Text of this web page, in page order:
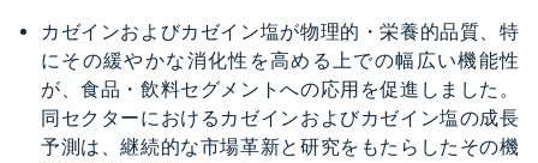
カゼインおよびカゼイン塩が物理的・栄養的品質、特
にその緩やかな消化性を高める上での幅広い機能性
が、食品・飲料セグメントへの応用を促進しました。
同セクターにおけるカゼインおよびカゼイン塩の成長
予測は、継続的な市場革新と研究をもたらしたその機